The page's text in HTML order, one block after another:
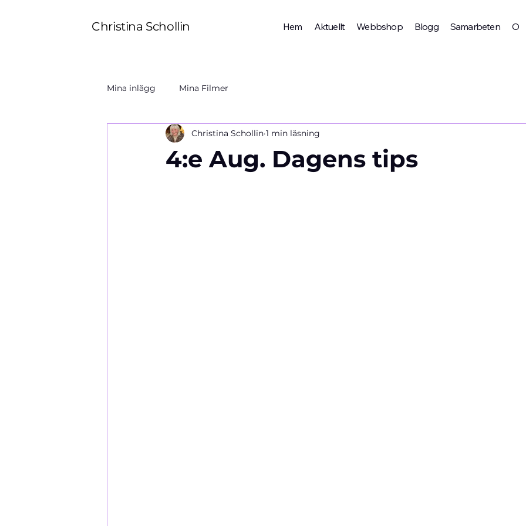
Christina Schollin Hem Aktuellt Webbshop Blogg Samarbeten
Mina inlägg Mina Filmer
4:e Aug. Dagens tips
Christina Schollin 1 min läsning